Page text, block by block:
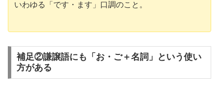
いわゆる「です・ます」口調のこと。
補足②謙譲語にも「お・ご＋名詞」という使い
方がある